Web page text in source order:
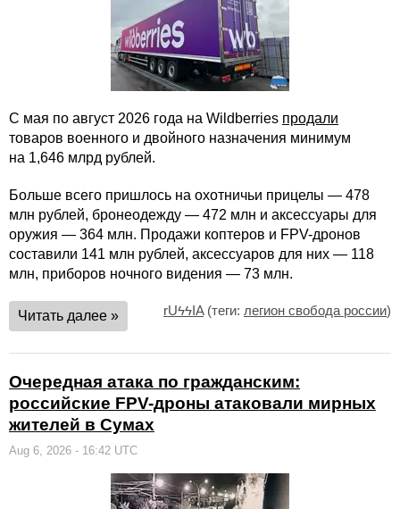
С мая по август 2026 года на Wildberries продали
товаров военного и двойного назначения минимум
на 1,646 млрд рублей.
Больше всего пришлось на охотничьи прицелы — 478
млн рублей, бронеодежду — 472 млн и аксессуары для
оружия — 364 млн. Продажи коптеров и FPV-дронов
составили 141 млн рублей, аксессуаров для них — 118
млн, приборов ночного видения — 73 млн.
Читать далее » rUϟϟIA(теги: легион свобода россии)
Очередная атака по гражданским:
российские FPV-дроны атаковали мирных
жителей в Сумах
Aug 6, 2026 - 16:42 UTC